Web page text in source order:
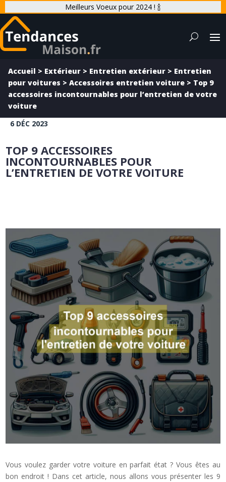
Meilleurs Voeux pour 2024 ! 🍾
Accueil > Extérieur > Entretien extérieur > Entretien
pour voitures > Accessoires entretien voiture > Top 9
accessoires incontournables pour l’entretien de votre
voiture
6 DÉC 2023
TOP 9 ACCESSOIRES
INCONTOURNABLES POUR
L’ENTRETIEN DE VOTRE VOITURE
Vous voulez garder votre voiture en parfait état ? Vous êtes au
bon endroit ! Dans cet article, nous allons vous présenter les 9